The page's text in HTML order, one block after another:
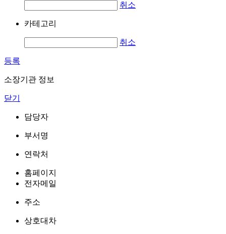
취소
카테고리
취소
등록
소장기관 정보
닫기
담당자
부서명
연락처
홈페이지
전자메일
주소
상호대차